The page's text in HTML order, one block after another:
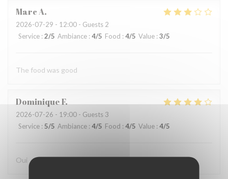
MarcA
2026-07-29 - 12:00 - Guests 2
Service :2/5 Ambiance : 4/5 Food : 4/5 Value : 3/5
The food was good
DominiqueF
2026-07-26 - 19:00 - Guests 3
Service : 5/5 Ambiance : 4/5 Food : 4/5 Value : 4/5
Oui